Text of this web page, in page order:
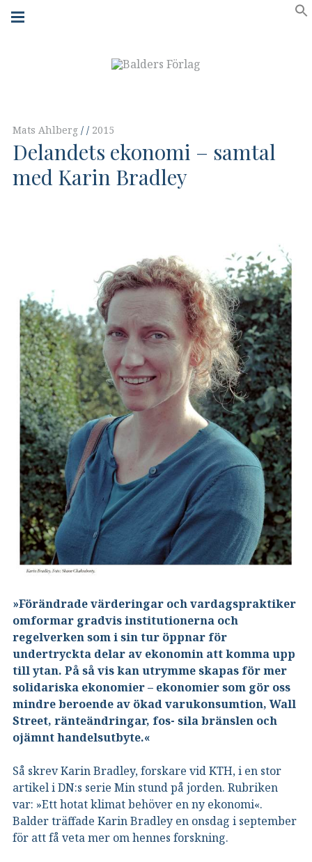
Skip
navigation
Mats Ahlberg 2015
Delandets ekonomi – samtal
med Karin Bradley
»Förändrade värderingar och vardagspraktiker
omformar gradvis institutionerna och
regelverken som i sin tur öppnar för
undertryckta delar av ekonomin att komma upp
till ytan. På så vis kan utrymme skapas för mer
solidariska ekonomier – ekonomier som gör oss
mindre beroende av ökad varukonsumtion, Wall
Street, ränteändringar, fos- sila bränslen och
ojämnt handelsutbyte.«
Så skrev Karin Bradley, forskare vid KTH, i en stor
artikel i DN:s serie Min stund på jorden. Rubriken
var: »Ett hotat klimat behöver en ny ekonomi«.
Balder träffade Karin Bradley en onsdag i september
för att få veta mer om hennes forskning.